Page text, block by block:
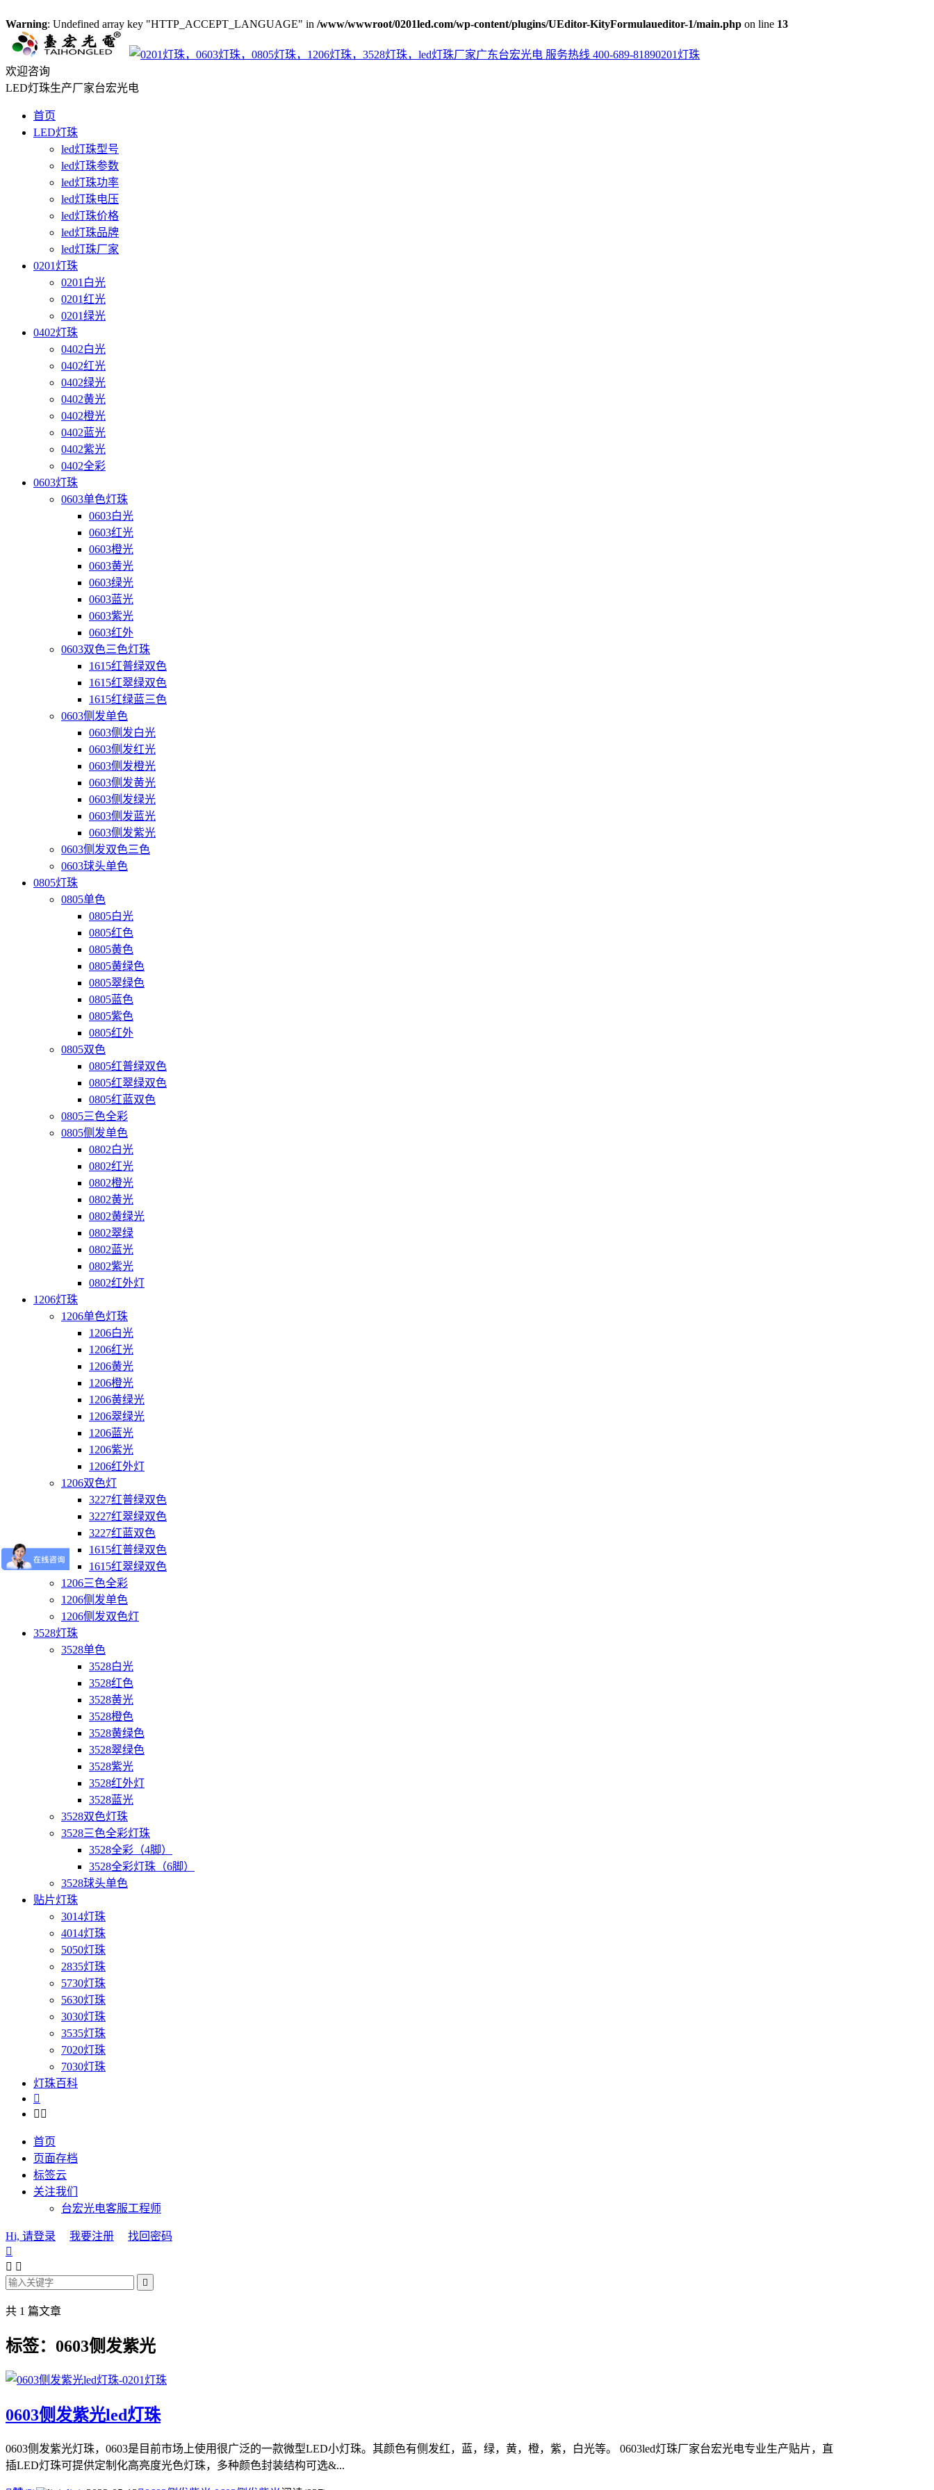
Warning: Undefined array key "HTTP_ACCEPT_LANGUAGE" in /www/wwwroot/0201led.com/wp-content/plugins/UEditor-KityFormulaueditor-1/main.php on line 13
0201灯珠
欢迎咨询
LED灯珠生产厂家台宏光电
首页
LED灯珠
led灯珠型号
led灯珠参数
led灯珠功率
led灯珠电压
led灯珠价格
led灯珠品牌
led灯珠厂家
0201灯珠
0201白光
0201红光
0201绿光
0402灯珠
0402白光
0402红光
0402绿光
0402黄光
0402橙光
0402蓝光
0402紫光
0402全彩
0603灯珠
0603单色灯珠
0603白光
0603红光
0603橙光
0603黄光
0603绿光
0603蓝光
0603紫光
0603红外
0603双色三色灯珠
1615红普绿双色
1615红翠绿双色
1615红绿蓝三色
0603侧发单色
0603侧发白光
0603侧发红光
0603侧发橙光
0603侧发黄光
0603侧发绿光
0603侧发蓝光
0603侧发紫光
0603侧发双色三色
0603球头单色
0805灯珠
0805单色
0805白光
0805红色
0805黄色
0805黄绿色
0805翠绿色
0805蓝色
0805紫色
0805红外
0805双色
0805红普绿双色
0805红翠绿双色
0805红蓝双色
0805三色全彩
0805侧发单色
0802白光
0802红光
0802橙光
0802黄光
0802黄绿光
0802翠绿
0802蓝光
0802紫光
0802红外灯
1206灯珠
1206单色灯珠
1206白光
1206红光
1206黄光
1206橙光
1206黄绿光
1206翠绿光
1206蓝光
1206紫光
1206红外灯
1206双色灯
3227红普绿双色
3227红翠绿双色
3227红蓝双色
1615红普绿双色
1615红翠绿双色
1206三色全彩
1206侧发单色
1206侧发双色灯
3528灯珠
3528单色
3528白光
3528红色
3528黄光
3528橙色
3528黄绿色
3528翠绿色
3528紫光
3528红外灯
3528蓝光
3528双色灯珠
3528三色全彩灯珠
3528全彩（4脚）
3528全彩灯珠（6脚）
3528球头单色
贴片灯珠
3014灯珠
4014灯珠
5050灯珠
2835灯珠
5730灯珠
5630灯珠
3030灯珠
3535灯珠
7020灯珠
7030灯珠
灯珠百科

 
首页
页面存档
标签云
关注我们
台宏光电客服工程师
Hi, 请登录 我要注册
找回密码

 

共 1 篇文章
标签：0603侧发紫光
0603侧发紫光led灯珠
0603侧发紫光灯珠，0603是目前市场上使用很广泛的一款微型LED小灯珠。其颜色有侧发红，蓝，绿，黄，橙，紫，白光等。 0603led灯珠厂家台宏光电专业生产贴片，直
插LED灯珠可提供定制化高亮度光色灯珠，多种颜色封装结构可选&...